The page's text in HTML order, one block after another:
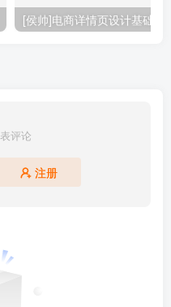
[侯帅]电商详情页设计基础
评论
注册